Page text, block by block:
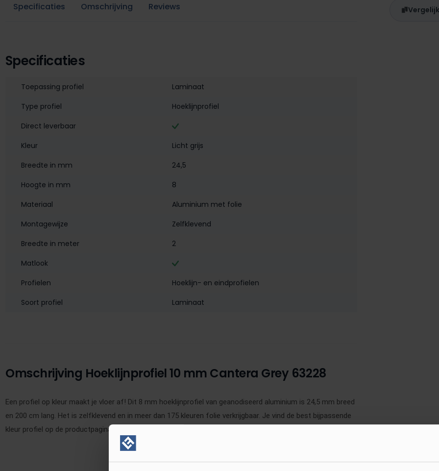
Specificaties Omschrijving Reviews
Specificaties
Toepassing profiel
Laminaat
Type profiel
Hoeklijnprofiel
Direct leverbaar
Kleur
Licht grijs
Breedte in mm
24,5
Hoogte in mm
8
Materiaal
Aluminium met folie
Montagewijze
Zelfklevend
Breedte in meter
2
Matlook
Profielen
Hoeklijn- en eindprofielen
Soort profiel
Laminaat
Omschrijving Hoeklijnprofiel 10 mm Cantera Grey 63228
Een profiel op kleur maakt je vloer af! Dit 8 mm hoeklijnprofiel van geanodiseerd aluminium is 24,5 mm breed
en 200 cm lang. Het is zelfklevend en in meer dan 175 kleuren folie verkrijgbaar. Je vind de best bijpassende
kleur profiel op de productpagina van de gekozen vloer.